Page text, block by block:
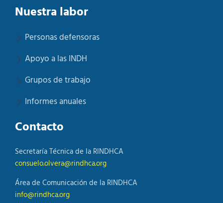
Nuestra labor
Personas defensoras
Apoyo a las INDH
Grupos de trabajo
Informes anuales
Contacto
Secretaría Técnica de la RINDHCA
consuelo.olvera@rindhca.org
Área de Comunicación de la RINDHCA
info@rindhca.org